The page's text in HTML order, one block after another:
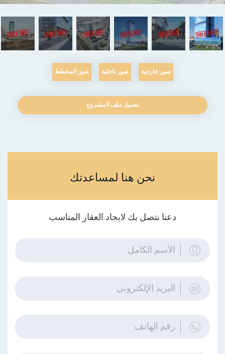
صور خارجية صور داخلية صور المخطط
تحميل ملف المشروع
نحن هنا لمساعدتك
دعنا نتصل بك لايجاد العقار المناسب